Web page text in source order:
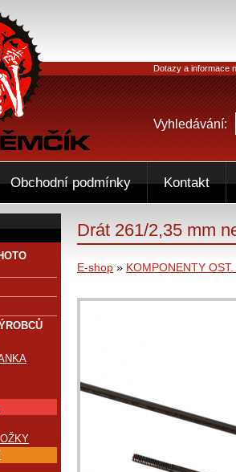
Drát 261/2,35 mm
E-shop » KOMPONENTY
Dotazy a informace
Vyhledávání:
Obchodní podmínky Kontakt